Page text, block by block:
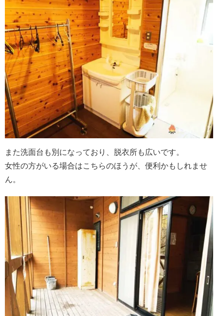
また洗面台も別になっており、脱衣所も広いです。
女性の方がいる場合はこちらのほうが、便利かもしれませ
ん。